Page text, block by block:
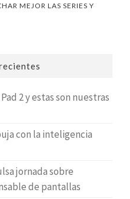
MEJOR LAS SERIES Y
2 y estas son nuestras
con la inteligencia
jornada sobre
de pantallas